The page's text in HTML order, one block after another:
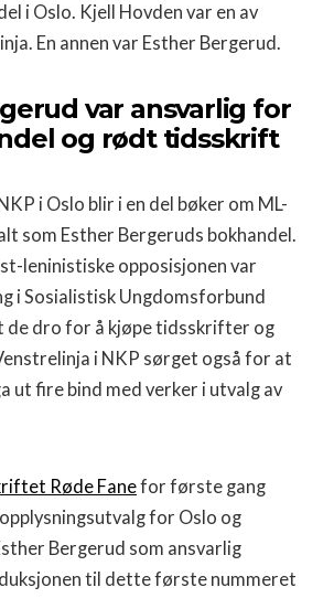
i Oslo. Kjell Hovden var en av
En annen var Esther Bergerud.
var ansvarlig for
og rødt tidsskrift
i Oslo blir i en del bøker om ML-
som Esther Bergeruds bokhandel.
leninistiske opposisjonen var
i Sosialistisk Ungdomsforbund
de dro for å kjøpe tidsskrifter og
i NKP sørget også for at
ut fire bind med verker i utvalg av
Røde Fanefor første gang
for Oslo og
Bergerud som ansvarlig
til dette første nummeret